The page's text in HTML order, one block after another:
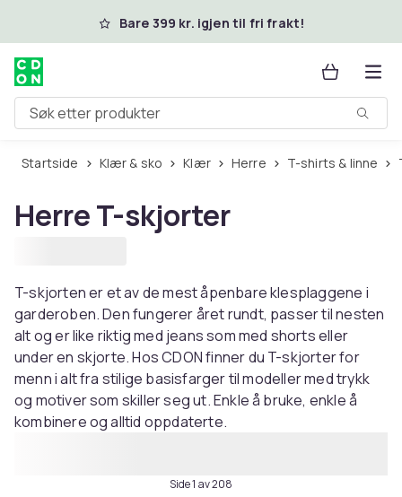
Hopp til hovedinnholdBare 399 kr. igjen til fri frakt!
Søk etter produkter
Startside Klær & sko Klær Herre T-shirts & linne
Herre T-skjorter
T-skjorten er et av de mest åpenbare klesplaggene i
garderoben. Den fungerer året rundt, passer til nesten
alt og er like riktig med jeans som med shorts eller
under en skjorte. Hos CDON finner du T-skjorter for
menn i alt fra stilige basisfarger til modeller med trykk
og motiver som skiller seg ut. Enkle å bruke, enkle å
kombinere og alltid oppdaterte.
Side 1 av 208